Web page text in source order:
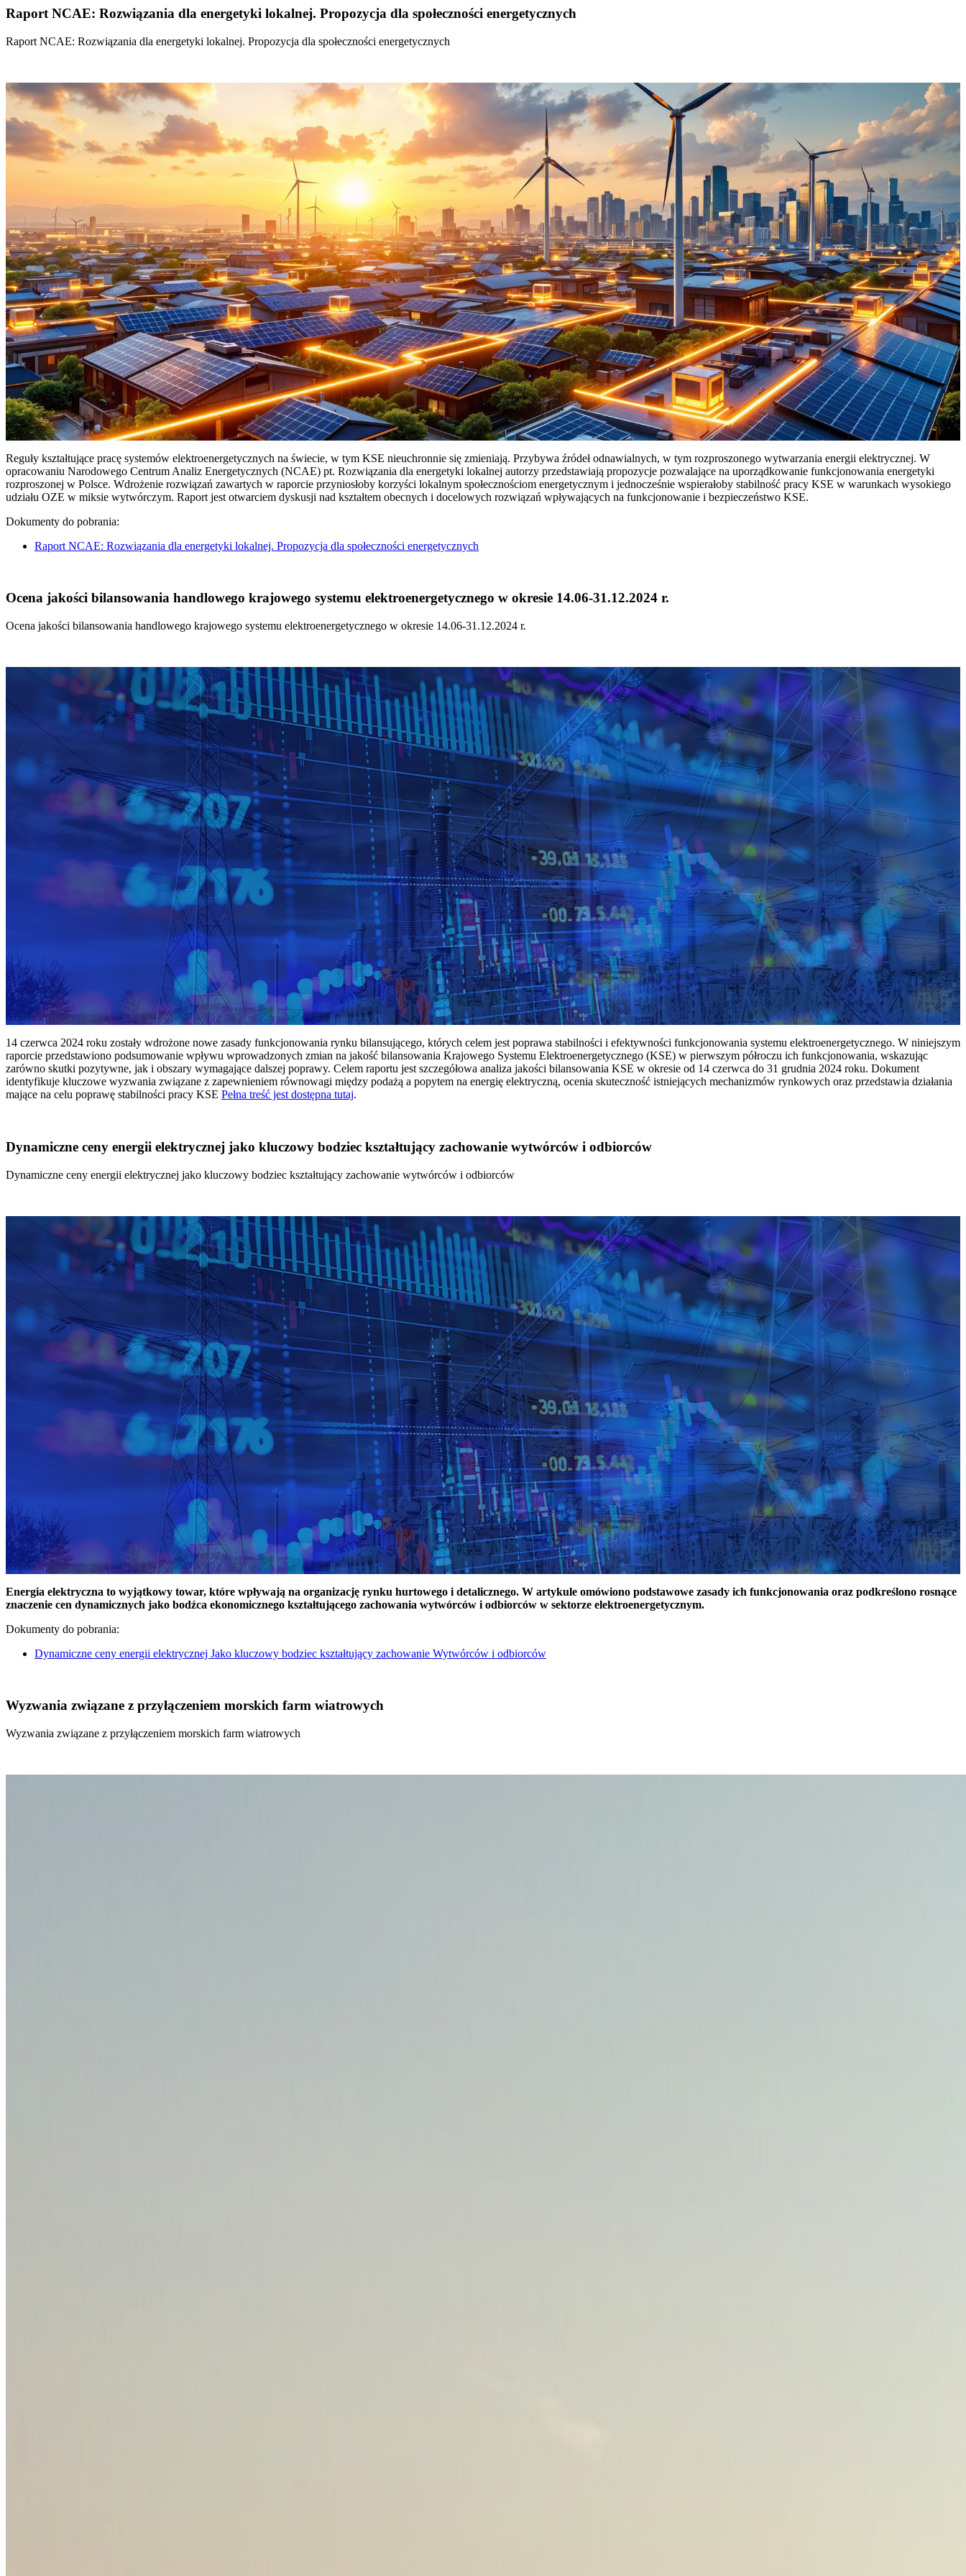
Raport NCAE: Rozwiązania dla energetyki lokalnej. Propozycja dla społeczności energetycznych
Raport NCAE: Rozwiązania dla energetyki lokalnej. Propozycja dla społeczności energetycznych
Reguły kształtujące pracę systemów elektroenergetycznych na świecie, w tym KSE nieuchronnie się zmieniają. Przybywa źródeł odnawialnych, w tym rozproszonego wytwarzania energii elektrycznej. W
opracowaniu Narodowego Centrum Analiz Energetycznych (NCAE) pt. Rozwiązania dla energetyki lokalnej autorzy przedstawiają propozycje pozwalające na uporządkowanie funkcjonowania energetyki
rozproszonej w Polsce. Wdrożenie rozwiązań zawartych w raporcie przyniosłoby korzyści lokalnym społecznościom energetycznym i jednocześnie wspierałoby stabilność pracy KSE w warunkach wysokiego
udziału OZE w miksie wytwórczym. Raport jest otwarciem dyskusji nad kształtem obecnych i docelowych rozwiązań wpływających na funkcjonowanie i bezpieczeństwo KSE.
Dokumenty do pobrania:
Raport NCAE: Rozwiązania dla energetyki lokalnej. Propozycja dla społeczności energetycznych
Ocena jakości bilansowania handlowego krajowego systemu elektroenergetycznego w okresie 14.06-31.12.2024 r.
Ocena jakości bilansowania handlowego krajowego systemu elektroenergetycznego w okresie 14.06-31.12.2024 r.
14 czerwca 2024 roku zostały wdrożone nowe zasady funkcjonowania rynku bilansującego, których celem jest poprawa stabilności i efektywności funkcjonowania systemu elektroenergetycznego. W niniejszym
raporcie przedstawiono podsumowanie wpływu wprowadzonych zmian na jakość bilansowania Krajowego Systemu Elektroenergetycznego (KSE) w pierwszym półroczu ich funkcjonowania, wskazując
zarówno skutki pozytywne, jak i obszary wymagające dalszej poprawy. Celem raportu jest szczegółowa analiza jakości bilansowania KSE w okresie od 14 czerwca do 31 grudnia 2024 roku. Dokument
identyfikuje kluczowe wyzwania związane z zapewnieniem równowagi między podażą a popytem na energię elektryczną, ocenia skuteczność istniejących mechanizmów rynkowych oraz przedstawia działania
mające na celu poprawę stabilności pracy KSE Pełna treść jest dostępna tutaj.
Dynamiczne ceny energii elektrycznej jako kluczowy bodziec kształtujący zachowanie wytwórców i odbiorców
Dynamiczne ceny energii elektrycznej jako kluczowy bodziec kształtujący zachowanie wytwórców i odbiorców
Energia elektryczna to wyjątkowy towar, które wpływają na organizację rynku hurtowego i detalicznego. W artykule omówiono podstawowe zasady ich funkcjonowania oraz podkreślono rosnące
znaczenie cen dynamicznych jako bodźca ekonomicznego kształtującego zachowania wytwórców i odbiorców w sektorze elektroenergetycznym.
Dokumenty do pobrania:
Dynamiczne ceny energii elektrycznej Jako kluczowy bodziec kształtujący zachowanie Wytwórców i odbiorców
Wyzwania związane z przyłączeniem morskich farm wiatrowych
Wyzwania związane z przyłączeniem morskich farm wiatrowych